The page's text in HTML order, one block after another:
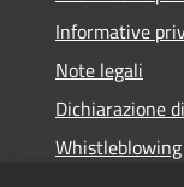
Informative
Note legali
Dichiarazione
Whistleblowing